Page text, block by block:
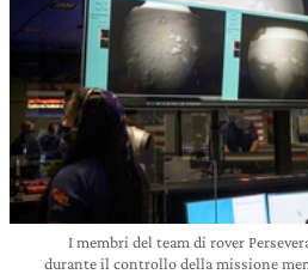
I membri del team di rover
durante il controllo della missione